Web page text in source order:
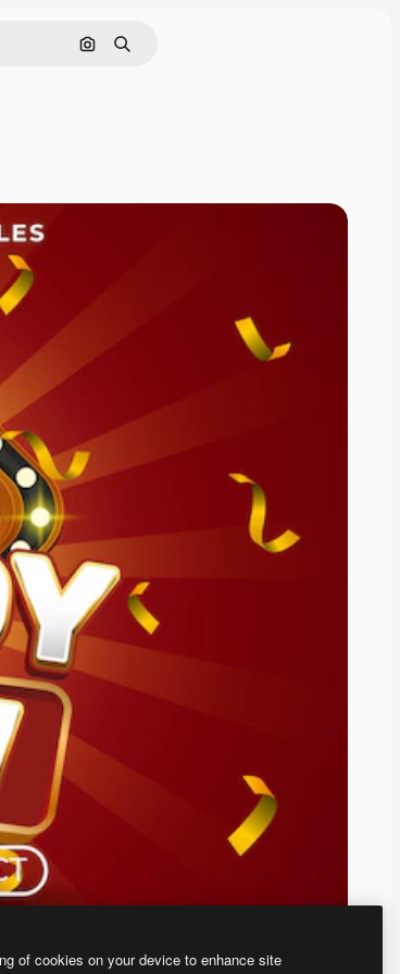
画像で検索
検索
of cookies on your device to enhance site